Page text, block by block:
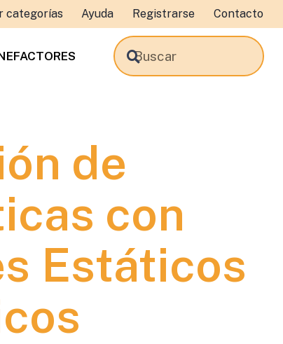
categorías Ayuda Registrarse Contacto
de
con
Estáticos